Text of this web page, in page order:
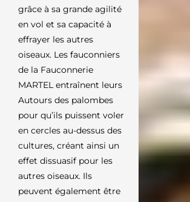
grâce à sa grande agilité
en vol et sa capacité à
effrayer les autres
oiseaux. Les fauconniers
de la Fauconnerie
MARTEL entraînent leurs
Autours des palombes
pour qu’ils puissent voler
en cercles au-dessus des
cultures, créant ainsi un
effet dissuasif pour les
autres oiseaux. Ils
peuvent également être